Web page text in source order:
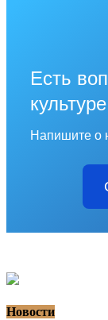
Есть
Напишите о
Новости